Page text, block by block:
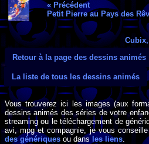
« Précédent
Petit Pierre au Pays des
Retour à la page des dessins animés
La liste de tous les dessins animés
Vous trouverez ici les images (aux
dessins animés des séries de votre
streaming ou le téléchargement de
avi, mpg et compagnie, je vous
des génériques ou dans les liens